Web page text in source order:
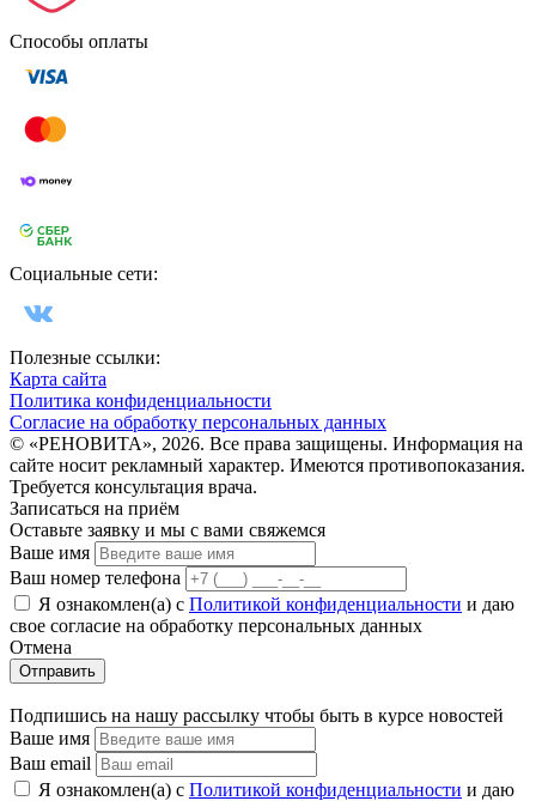
Способы оплаты
Социальные сети:
Полезные ссылки:
Карта сайта
Политика конфиденциальности
Согласие на обработку персональных данных
© «РЕНОВИТА», 2026. Все права защищены. Информация на
сайте носит рекламный характер. Имеются противопоказания.
Требуется консультация врача.
Записаться на приём
Оставьте заявку и мы с вами свяжемся
Ваше имя
Ваш номер телефона
Я ознакомлен(а) с Политикой конфиденциальности и даю
свое cогласие на обработку персональных данных
Отмена
Отправить
Подпишись на нашу рассылку чтобы быть в курсе новостей
Ваше имя
Ваш email
Я ознакомлен(а) с Политикой конфиденциальности и даю